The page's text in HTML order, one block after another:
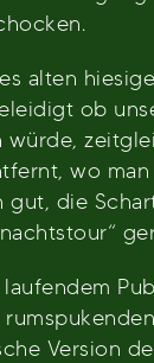
alten
ob
wo
die
Version